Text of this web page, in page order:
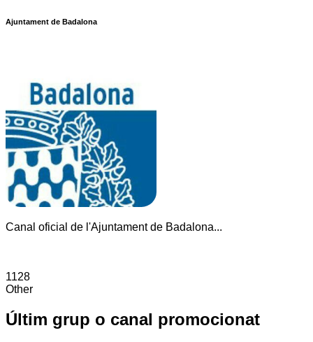
Ajuntament de Badalona
Canal oficial de l'Ajuntament de Badalona...
1128
Other
Últim grup o canal promocionat